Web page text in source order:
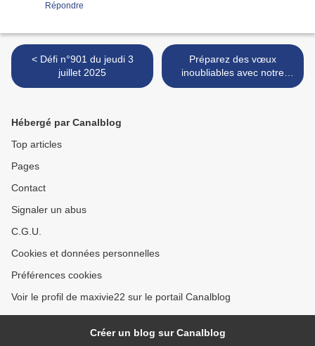
Répondre
< Défi n°901 du jeudi 3
juillet 2025
Préparez des vœux
inoubliables avec notre
nouveau Hors-Série ! >
Hébergé par Canalblog
Top articles
Pages
Contact
Signaler un abus
C.G.U.
Cookies et données personnelles
Préférences cookies
Voir le profil de maxivie22 sur le portail Canalblog
Créer un blog sur Canalblog